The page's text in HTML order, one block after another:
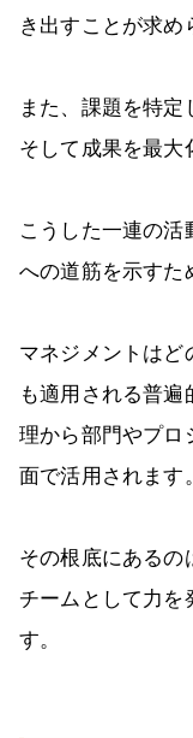
き出すことが求め
また、課題を特定
そして成果を最大
こうした一連の
への道筋を示すた
マネジメントはど
も適用される普
理から部門やプロ
面で活用されます。
その根底にあるの
チームとして力を
す。